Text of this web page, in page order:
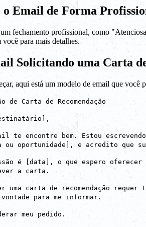
o Email de Forma
fechamento profissional, como
para mais detalhes.
Solicitando uma Carta
aqui está um modelo de email que você
Carta de Recomendação
te encontre bem. Estou
ou oportunidade], e acredito que
é [data], o que espero
a carta.
uma carta de recomendação
para me informar.
meu pedido.